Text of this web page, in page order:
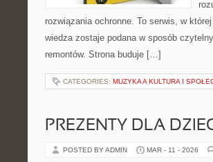
rozwiązania ochronne. To serwis, w
wiedza zostaje podana w sposób
remontów. Strona buduje […]
CATEGORIES: MUZYKA A KULTURA I
PREZENTY DLA
POSTED BY ADMIN MAR - 11 - 2026